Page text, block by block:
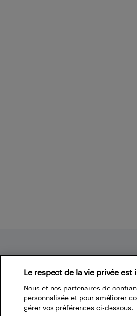
À propos du blogue de Best
Branchez-vous à la communauté
Le respect de la vie privée est
Nous et nos partenaires de
personnalisée et pour améliorer
gérer vos préférences ci-dessous.